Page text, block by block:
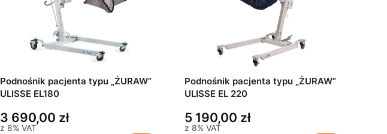
Podnośnik pacjenta typu „ŻURAW”
ULISSE EL180
3 690,00 zł
z 8% VAT
Podnośnik pacjenta typu „ŻURAW”
ULISSE EL 220
5 190,00 zł
z 8% VAT